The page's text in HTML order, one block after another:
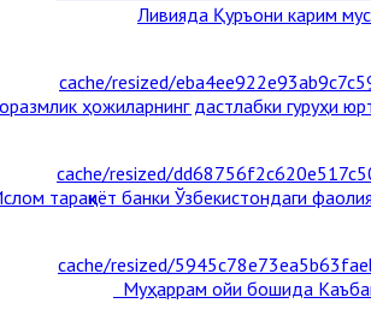
Ливияда Қуръони карим
ҳожиларнинг дастлабки гуруҳи
тараққиёт банки Ўзбекистондаги
Муҳаррам ойи бошида